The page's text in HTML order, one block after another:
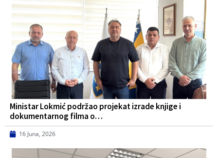
Ministar Lokmić podržao projekat izrade knjige i
dokumentarnog filma o…
16 Juna, 2026